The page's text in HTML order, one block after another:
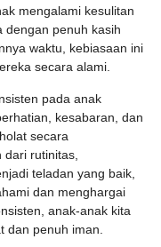
mengalami kesulitan
dengan penuh kasih
waktu, kebiasaan ini
secara alami.
pada anak
kesabaran, dan
secara
rutinitas,
teladan yang baik,
dan menghargai
anak-anak kita
dan penuh iman.